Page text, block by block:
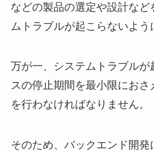
などの製品の選定や設計など
ムトラブルが起こらないよう
万が一、システムトラブル
スの停止期間を最小限にお
を行わなければなりません。
そのため、バックエンド開発